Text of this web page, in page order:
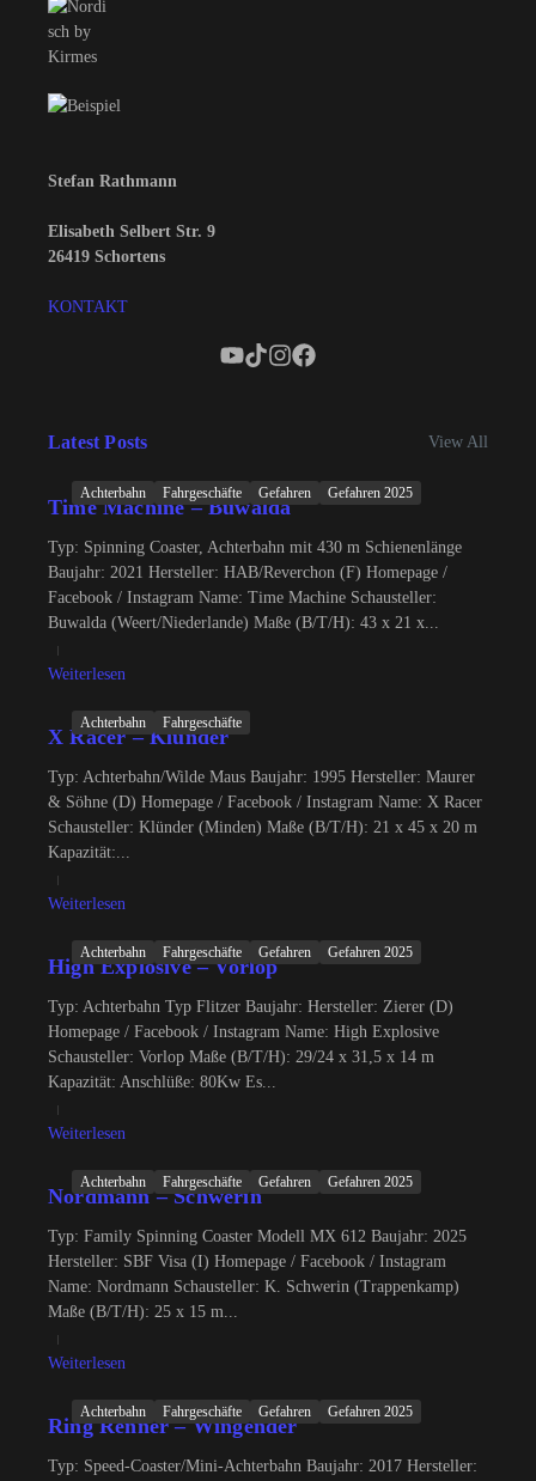
Stefan Rathmann
Elisabeth Selbert Str. 9
26419 Schortens
KONTAKT
Latest Posts View All
Achterbahn Fahrgeschäfte Gefahren Gefahren 2025
Time Machine – Buwalda
Typ: Spinning Coaster, Achterbahn mit 430 m Schienenlänge
Baujahr: 2021 Hersteller: HAB/Reverchon (F) Homepage /
Facebook / Instagram Name: Time Machine Schausteller:
Buwalda (Weert/Niederlande) Maße (B/T/H): 43 x 21 x...
Weiterlesen
Achterbahn Fahrgeschäfte
X Racer – Klünder
Typ: Achterbahn/Wilde Maus Baujahr: 1995 Hersteller: Maurer
& Söhne (D) Homepage / Facebook / Instagram Name: X Racer
Schausteller: Klünder (Minden) Maße (B/T/H): 21 x 45 x 20 m
Kapazität:...
Weiterlesen
Achterbahn Fahrgeschäfte Gefahren Gefahren 2025
High Explosive – Vorlop
Typ: Achterbahn Typ Flitzer Baujahr: Hersteller: Zierer (D)
Homepage / Facebook / Instagram Name: High Explosive
Schausteller: Vorlop Maße (B/T/H): 29/24 x 31,5 x 14 m
Kapazität: Anschlüße: 80Kw Es...
Weiterlesen
Achterbahn Fahrgeschäfte Gefahren Gefahren 2025
Nordmann – Schwerin
Typ: Family Spinning Coaster Modell MX 612 Baujahr: 2025
Hersteller: SBF Visa (I) Homepage / Facebook / Instagram
Name: Nordmann Schausteller: K. Schwerin (Trappenkamp)
Maße (B/T/H): 25 x 15 m...
Weiterlesen
Achterbahn Fahrgeschäfte Gefahren Gefahren 2025
Ring Renner – Wingender
Typ: Speed-Coaster/Mini-Achterbahn Baujahr: 2017 Hersteller: